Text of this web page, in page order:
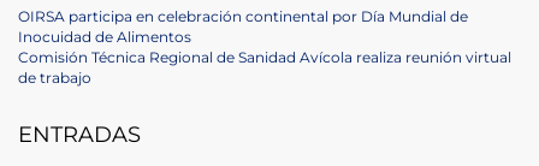
Navegación
de
Previous
Post
OIRSA participa en celebración continental por Día Mundial de
Inocuidad de Alimentos
Next
Post
Comisión Técnica Regional de Sanidad Avícola realiza reunión virtual
de trabajo
ENTRADAS